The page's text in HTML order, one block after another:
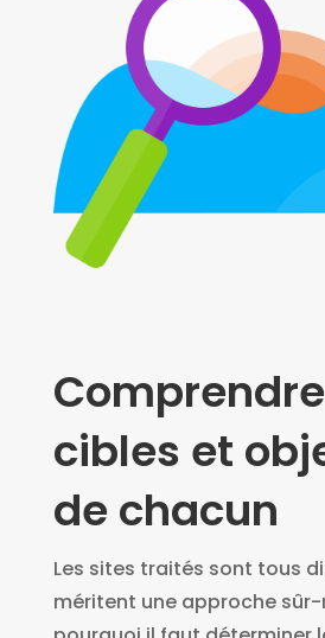
cibles et
de chacun
Les sites traités sont tous
méritent une approche sûr-